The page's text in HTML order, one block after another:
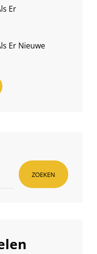
Er
Er Nieuwe
ZOEKEN